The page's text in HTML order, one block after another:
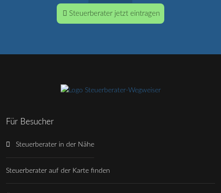
Steuerberater jetzt eintragen
Für Besucher
Steuerberater in der Nähe
Steuerberater auf der Karte finden